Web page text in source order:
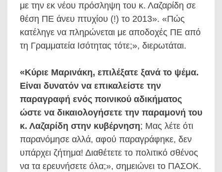
με την εκ νέου πρόσληψη του κ. Λαζαρίδη σε
θέση ΠΕ άνευ πτυχίου (!) το 2013». «Πώς
κατέληγε να πληρώνεται με αποδοχές ΠΕ από
τη Γραμματεία Ισότητας τότε;», διερωτάται.
«Κύριε Μαρινάκη, επιλέξατε ξανά το ψέμα.
Είναι δυνατόν να επικαλείστε την
παραγραφή ενός ποινικού αδικήματος
ώστε να δικαιολογήσετε την παραμονή του
κ. Λαζαρίδη στην κυβέρνηση; Μας λέτε ότι
παρανόμησε αλλά, αφού παραγράφηκε, δεν
υπάρχει ζήτημα! Διαθέτετε το πολιτικό σθένος
να τα ερευνήσετε όλα;», σημειώνει το ΠΑΣΟΚ.